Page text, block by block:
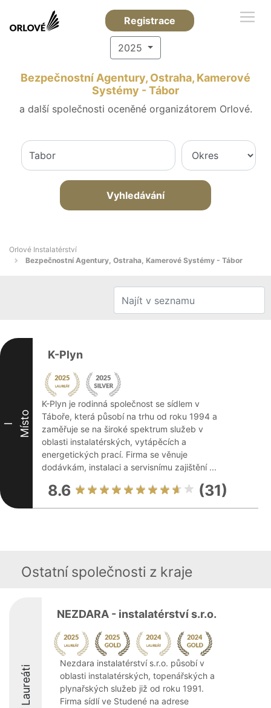
Registrace
2025
Bezpečnostní Agentury, Ostraha, Kamerové
Systémy - Tábor
a další společnosti oceněné organizátorem Orlové.
Vyhledávání
Orlové Instalatérství
Bezpečnostní Agentury, Ostraha, Kamerové Systémy - Tábor
I Místo
K-Plyn
K-Plyn je rodinná společnost se sídlem v
Táboře, která působí na trhu od roku 1994 a
zaměřuje se na široké spektrum služeb v
oblasti instalatérských, vytápěcích a
energetických prací. Firma se věnuje
dodávkám, instalaci a servisnímu zajištění ...
8.6 (31)
Ostatní společnosti z kraje
Laureáti
NEZDARA - instalatérství s.r.o.
Nezdara instalatérství s.r.o. působí v
oblasti instalatérských, topenářských a
plynařských služeb již od roku 1991.
Firma sídlí ve Studené na adrese